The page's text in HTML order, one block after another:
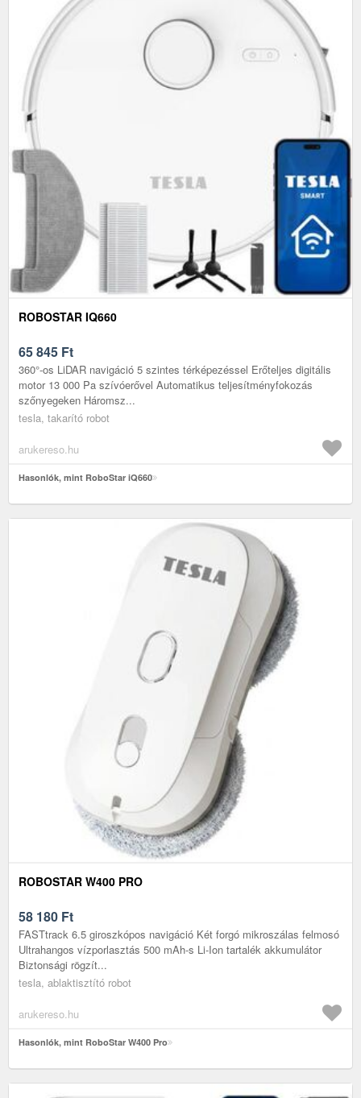
ROBOSTAR IQ660
65 845 Ft
360°-os LiDAR navigáció 5 szintes térképezéssel Erőteljes digitális
motor 13 000 Pa szívóerővel Automatikus teljesítményfokozás
szőnyegeken Háromsz...
tesla, takarító robot
arukereso.hu
Hasonlók, mint RoboStar iQ660
ROBOSTAR W400 PRO
58 180 Ft
FASTtrack 6.5 giroszkópos navigáció Két forgó mikroszálas felmosó
Ultrahangos vízporlasztás 500 mAh-s Li-Ion tartalék akkumulátor
Biztonsági rögzít...
tesla, ablaktisztító robot
arukereso.hu
Hasonlók, mint RoboStar W400 Pro